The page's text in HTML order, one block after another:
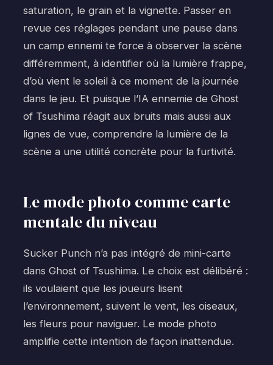
saturation, le grain et la vignette. Passer en
revue ces réglages pendant une pause dans
un camp ennemi te force à observer la scène
différemment, à identifier où la lumière frappe,
d’où vient le soleil à ce moment de la journée
dans le jeu. Et puisque l’IA ennemie de Ghost
of Tsushima réagit aux bruits mais aussi aux
lignes de vue, comprendre la lumière de la
scène a une utilité concrète pour la furtivité.
Le mode photo comme carte
mentale du niveau
Sucker Punch n’a pas intégré de mini-carte
dans Ghost of Tsushima. Le choix est délibéré :
ils voulaient que les joueurs lisent
l’environnement, suivent le vent, les oiseaux,
les fleurs pour naviguer. Le mode photo
amplifie cette intention de façon inattendue.